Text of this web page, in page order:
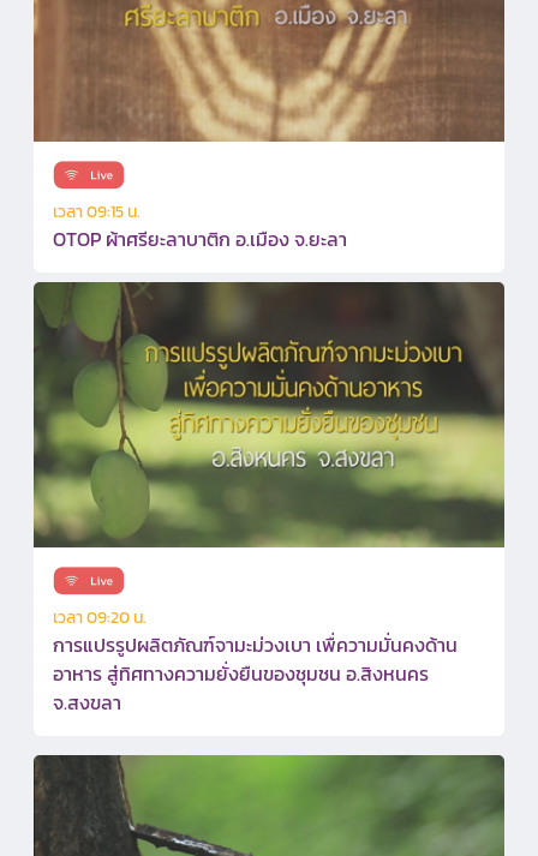
เวลา 09:15 น.
OTOP ผ้าศรียะลาบาติก อ.เมือง จ.ยะลา
เวลา 09:20 น.
การแปรรูปผลิตภัณฑ์จามะม่วงเบา เพื่ความมั่นคงด้าน
อาหาร สู่ทิศทางความยั่งยืนของชุมชน อ.สิงหนคร
จ.สงขลา